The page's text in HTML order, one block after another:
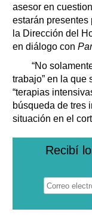
asesor en
estarán
la Dirección del
en diálogo con
“No
trabajo” en la que
“terapias
búsqueda de tres
situación en el
Recibí